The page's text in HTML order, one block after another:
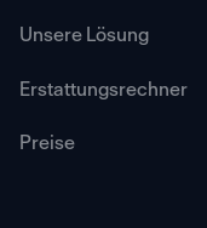
Unsere Lösung
Erstattungsrechner
Preise